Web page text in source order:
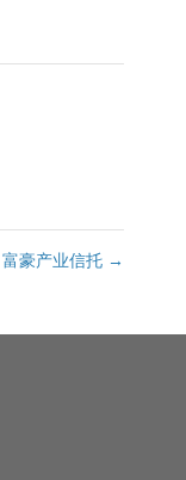
富豪产业信托 →